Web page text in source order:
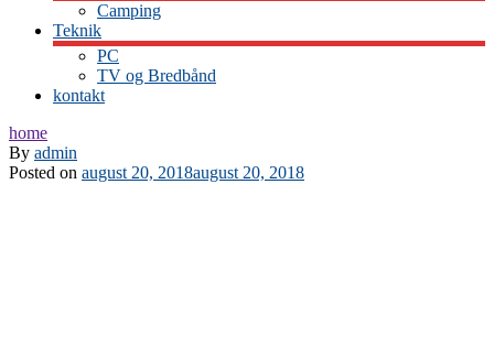
Camping
Teknik
PC
TV og Bredbånd
kontakt
home
By admin
Posted on august 20, 2018august 20, 2018